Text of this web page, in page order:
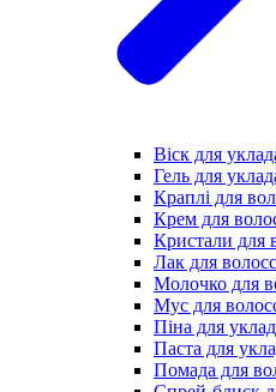
Віск для
Гель для
Краплі для
Крем для
Кристали для
Лак для
Молочко для
Мус для
Піна для
Паста для
Помада для